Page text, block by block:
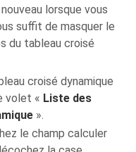
lorsque vous
suffit de masquer le
du tableau croisé
croisé dynamique
volet « Liste des
».
le champ calculer